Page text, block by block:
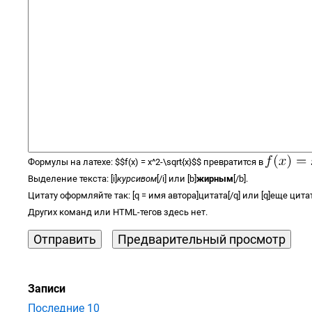
Формулы на латехе:$$f(x) =x^2-\sqrt{x}$$ превратится в
Выделение текста: [i]курсивом[/i] или [b]жирным [/b].
Цитату оформляйте так: [q = имя автора]цитата[/q] или [q]еще
Других команд или HTML-тегов здесь нет.
Записи
Последние 10